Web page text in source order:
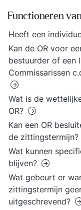
Functioneren
Heeft een
Kan de OR voor
bestuurder of een
Commissarissen
Wat is de
OR?
Kan een OR
de zittingstermijn?
Wat kunnen
blijven?
Wat gebeurt er
zittingstermijn
uitgeschrevend?